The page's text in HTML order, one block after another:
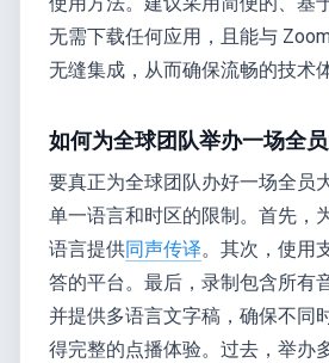
无需下载任何应用，且能与
无缝集成，从而确保流畅的技术
如何为全球团队举办一场全
要真正为全球团队办好一场全员
单一语言和时区的限制。首先，
语言提供同声传译。其次，使用
答的平台。最后，录制包含所有
并提供多语言文字稿，确保不同
得完整的点播体验。过去，举办